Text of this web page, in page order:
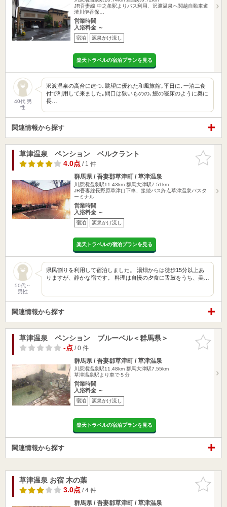
JR吾妻線 中之条駅よりバス利用、沢渡温泉へ関越自動車道
渋川伊香保…
営業時間
入浴料金 ～
宿泊 源泉かけ流し
楽天トラベルの宿泊プランを見る
40代 男
性
沢渡温泉の高台に建つ､眺望に優れた和風旅館｡平日に､一泊二食
付で利用して来ました｡間口は狭いものの､鰻の寝床のように奥に
長…
関連情報から探す
お気に入
りに追加
草津温泉 ペンション ベルクラント
4.0点/ 1 件
群馬県 / 吾妻郡草津町 / 草津温泉
川原湯温泉駅11.43km 群馬大津駅7.51km
JR吾妻線長野原草津口下車、接続バス終点草津温泉バスタ
ーミナル
営業時間
入浴料金 ～
宿泊 源泉かけ流し
楽天トラベルの宿泊プランを見る
50代～
男性
県民割りを利用して宿泊しました。 湯畑からは徒歩15分以上あ
りますが、静かな宿です。 料理は自慢の夕食に舌鼓をうち、美…
関連情報から探す
お気に入
りに追加
草津温泉 ペンション ブルーベル＜群馬県＞
-点/ 0 件
群馬県 / 吾妻郡草津町 / 草津温泉
川原湯温泉駅11.48km 群馬大津駅7.55km
草津温泉駅より車で５分
営業時間
入浴料金 ～
宿泊 源泉かけ流し
楽天トラベルの宿泊プランを見る
関連情報から探す
お気に入
りに追加
草津温泉 お宿 木の葉
3.0点/ 4 件
群馬県 / 吾妻郡草津町 / 草津温泉